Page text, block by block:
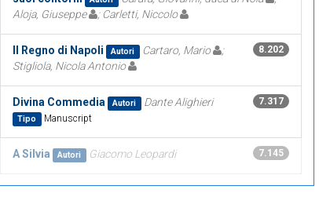
Aloja, Giuseppe
; Carletti, Niccolo
8.202
Il Regno di Napoli Autori Cartaro, Mario
;
Stigliola, Nicola Antonio
7.317
Divina Commedia Autori Dante Alighieri
Tipo Manuscript
7.145
A Silvia Autori Giacomo Leopardi